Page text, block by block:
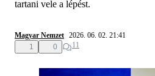
tartani vele a lépést.
Magyar Nemzet 2026. 06. 02. 21:41
1
0 11